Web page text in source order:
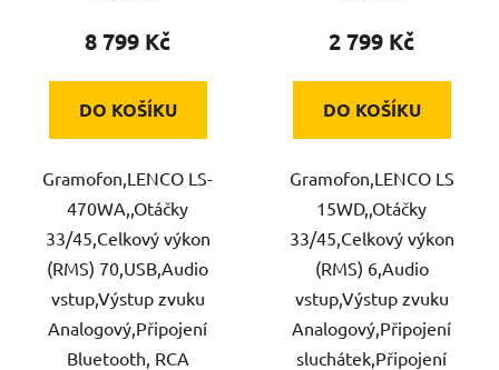
8 799 Kč
DO KOŠÍKU
Gramofon,LENCO LS-
470WA,,Otáčky
33/45,Celkový výkon
(RMS) 70,USB,Audio
vstup,Výstup zvuku
Analogový,Připojení
Bluetooth, RCA
2 799 Kč
DO KOŠÍKU
Gramofon,LENCO LS
15WD,,Otáčky
33/45,Celkový výkon
(RMS) 6,Audio
vstup,Výstup zvuku
Analogový,Připojení
sluchátek,Připojení